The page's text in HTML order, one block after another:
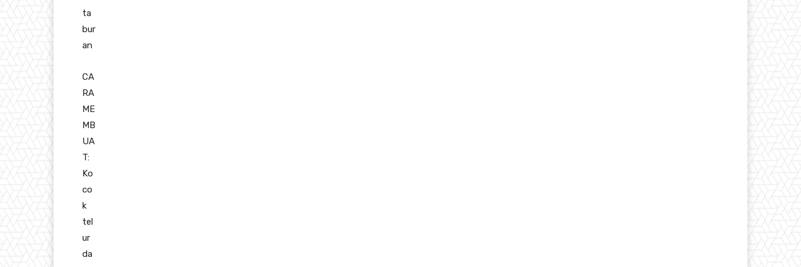
ta
bur
an
CA
RA
ME
MB
UA
T:
Ko
co
k
tel
ur
da